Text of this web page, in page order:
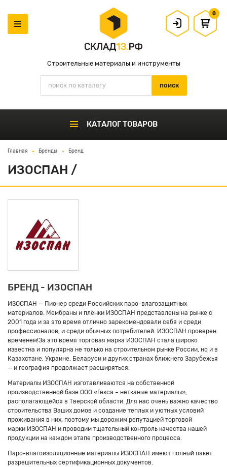
Строительные материалы и инструменты
0
КАТАЛОГ ТОВАРОВ
Главная Бренды Бренд
ИЗОСПАН /
БРЕНД - ИЗОСПАН
ИЗОСПАН — Пионер среди Российских паро-влагозащитных
материалов. Мембраны и плёнки ИЗОСПАН представлены на рынке с
2001 года и за это время отлично зарекомендовали себя и среди
профессионалов, и среди обычных потребителей. ИЗОСПАН проверен
временем!За это время торговая марка ИЗОСПАН стала широко
известна и популярна не только на строительном рынке России, но и в
Казахстане, Украине, Беларуси и других странах ближнего Зарубежья
— и география продолжает расширяться.
Материалы ИЗОСПАН изготавливаются на собственной
производственной базе ООО «Гекса – нетканые материалы»,
располагающейся в Тверской области. Для нас очень важно качество
строительства Ваших домов и создание теплых и уютных условий
проживания в них, поэтому мы дорожим репутацией торговой
марки ИЗОСПАН и проводим тщательный контроль качества нашей
продукции на каждом этапе производственного процесса.
Паро-влагоизоляционные материалы ИЗОСПАН имеют полный пакет
разрешительных сертификационных документов.